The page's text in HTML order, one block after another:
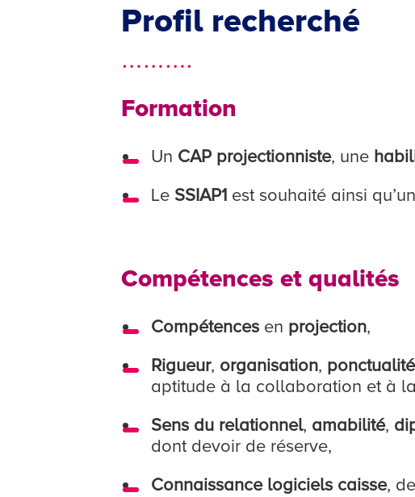
Profil recherché
……….
Formation
Un CAP projectionniste, une
Le SSIAP1 est souhaité ainsi
Compétences et qualités
Compétences en projection,
Rigueur, organisation, ponctualité
aptitude à la collaboration et à
Sens du relationnel, amabilité,
dont devoir de réserve,
Connaissance logiciels caisse,